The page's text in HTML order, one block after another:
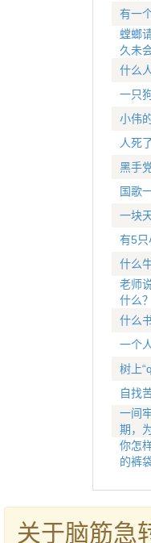
有一
螳螂
久未
什么
一只
小伟
人死
黑手
国歌
一块
有5只
什么
老师
什么？
什么
一个
树上
自找
一间
期，
你怎
的裤
关于脑筋急